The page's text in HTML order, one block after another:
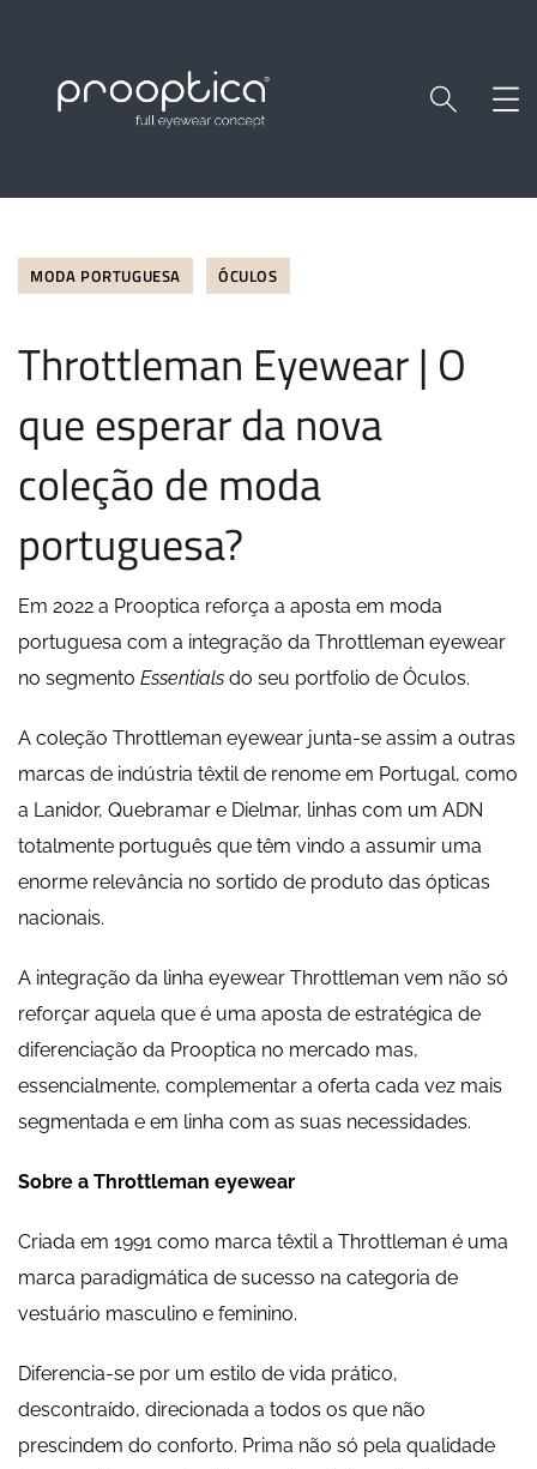
MODA PORTUGUESA ÓCULOS
Throttleman Eyewear | O
que esperar da nova
coleção de moda
portuguesa?
Em 2022 a Prooptica reforça a aposta em moda
portuguesa com a integração da Throttleman eyewear
no segmento Essentials do seu portfolio de Óculos.
A coleção Throttleman eyewear junta-se assim a outras
marcas de indústria têxtil de renome em Portugal, como
a Lanidor, Quebramar e Dielmar, linhas com um ADN
totalmente português que têm vindo a assumir uma
enorme relevância no sortido de produto das ópticas
nacionais.
A integração da linha eyewear Throttleman vem não só
reforçar aquela que é uma aposta de estratégica de
diferenciação da Prooptica no mercado mas,
essencialmente, complementar a oferta cada vez mais
segmentada e em linha com as suas necessidades.
Sobre a Throttleman eyewear
Criada em 1991 como marca têxtil a Throttleman é uma
marca paradigmática de sucesso na categoria de
vestuário masculino e feminino.
Diferencia-se por um estilo de vida prático,
descontraído, direcionada a todos os que não
prescindem do conforto. Prima não só pela qualidade